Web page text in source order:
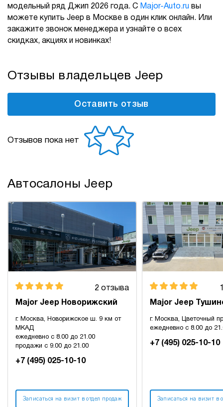
модельный ряд Джип 2026 года. С Major-Auto.ru вы
можете купить Jeep в Москве в один клик онлайн. Или
закажите звонок менеджера и узнайте о всех
скидках, акциях и новинках!
Отзывы владельцев Jeep
Оставить отзыв
Отзывов пока нет
Автосалоны Jeep
2 отзыва
Major Jeep Новорижский
г. Москва, Новорижское ш. 9 км от
МКАД
ежедневно с 8.00 до 21.00
продажи с 9.00 до 21.00
+7 (495) 025-10-10
Записаться на визит в отдел продаж
Major Jeep
г. Москва, Цветочный
ежедневно с 8.00 до
+7 (495) 025-10-10
Записаться на визит в